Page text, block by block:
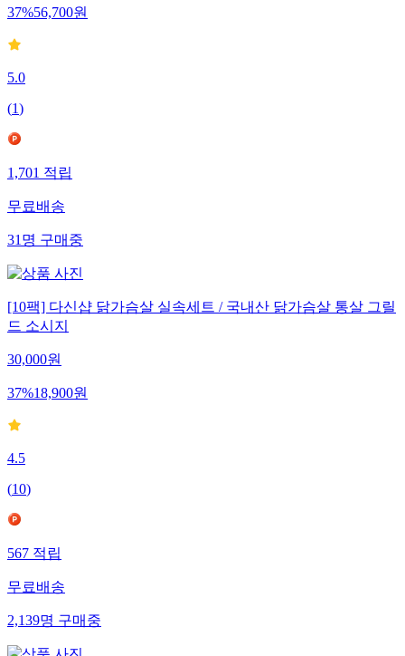
37%56,700원
5.0
(1)
1,701적립
무료배송
31명구매중
[10팩] 다신샵 닭가슴살 실속세트 / 국내산 닭가슴살 통살 그릴
드 소시지
30,000원
37%18,900원
4.5
(10)
567적립
무료배송
2,139명구매중